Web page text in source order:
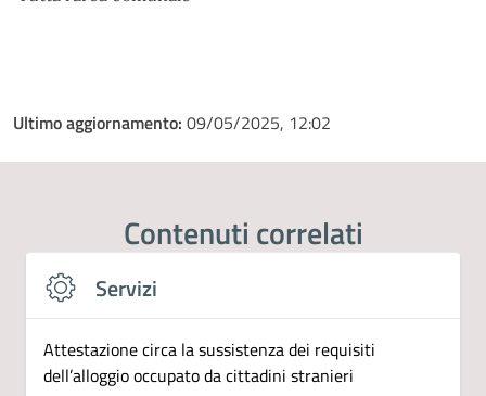
Ultimo aggiornamento: 09/05/2025, 12:02
Contenuti correlati
Servizi
Attestazione circa la sussistenza dei requisiti
dell’alloggio occupato da cittadini stranieri